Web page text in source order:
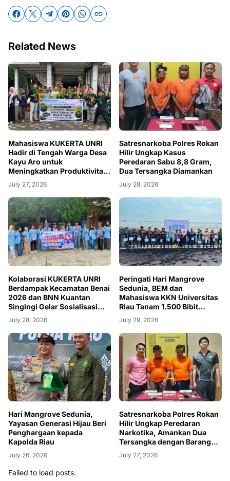
Related News
Mahasiswa KUKERTA UNRI
Hadir di Tengah Warga Desa
Kayu Aro untuk
Meningkatkan Produktivitas
Lahan Melalui Sosialisasi
dan Penerapan Skema
Agroforestri
July 27, 2026
Satresnarkoba Polres Rokan
Hilir Ungkap Kasus
Peredaran Sabu 8,8 Gram,
Dua Tersangka Diamankan
July 28, 2026
Kolaborasi KUKERTA UNRI
Berdampak Kecamatan Benai
2026 dan BNN Kuantan
Singingi Gelar Sosialisasi
Bahaya Narkoba di SMP
Negeri 1 Benai
July 28, 2026
Peringati Hari Mangrove
Sedunia, BEM dan
Mahasiswa KKN Universitas
Riau Tanam 1.500 Bibit
Mangrove di Desa Teluk
Pambang
July 29, 2026
Hari Mangrove Sedunia,
Yayasan Generasi Hijau Beri
Penghargaan kepada
Kapolda Riau
July 26, 2026
Satresnarkoba Polres Rokan
Hilir Ungkap Peredaran
Narkotika, Amankan Dua
Tersangka dengan Barang
Bukti Sabu dan Ganja
July 27, 2026
Failed to load posts.